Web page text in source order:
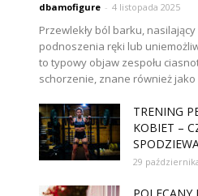
dbamofigure - 4 listopada 2025
Przewlekły ból barku,
podnoszenia ręki lub
to typowy objaw zespołu
schorzenie, znane również jako
TRENING
KOBIET –
29